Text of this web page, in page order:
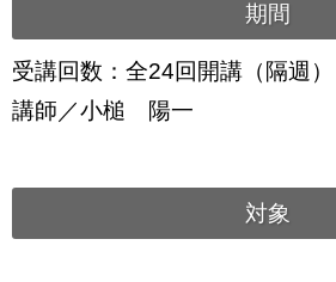
期間
受講回数：全24回開講（隔週）
講師／小槌 陽一
対象